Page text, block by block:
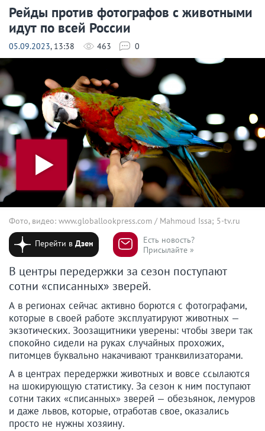
Рейды против фотографов с животными
идут по всей России
05.09.2023, 13:38 463 0
Фото, видео: www.globallookpress.com / Mahmoud Issa; 5-tv.ru
Перейти вДзен
Есть новость?
Присылайте »
В центры передержки за сезон поступают
сотни «списанных» зверей.
А в регионах сейчас активно борются с фотографами,
которые в своей работе эксплуатируют животных —
экзотических. Зоозащитники уверены: чтобы звери так
спокойно сидели на руках случайных прохожих,
питомцев буквально накачивают транквилизаторами.
А в центрах передержки животных и вовсе ссылаются
на шокирующую статистику. За сезон к ним поступают
сотни таких «списанных» зверей — обезьянок, лемуров
и даже львов, которые, отработав свое, оказались
просто не нужны хозяину.